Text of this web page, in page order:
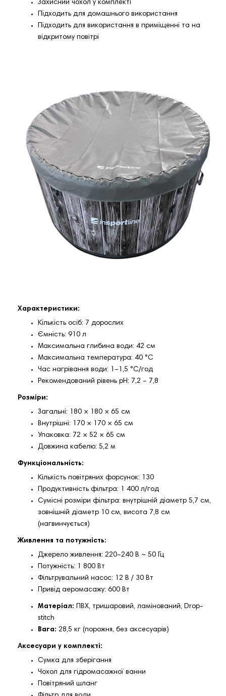
Захисний чохол у комплекті
Підходить для домашнього використання
Підходить для використання в приміщенні та на
відкритому повітрі
Характеристики:
Кількість осіб: 7 дорослих
Ємність: 910 л
Максимальна глибина води: 42 см
Максимальна температура: 40 °C
Час нагрівання води: 1–1,5 °C/год
Рекомендований рівень pH: 7,2 – 7,8
Розміри:
Загальні: 180 × 180 × 65 см
Внутрішні: 170 × 170 × 65 см
Упаковка: 72 × 52 × 65 см
Довжина кабелю: 5,2 м
Функціональність:
Кількість повітряних форсунок: 130
Продуктивність фільтра: 1 400 л/год
Сумісні розміри фільтра: внутрішній діаметр 5,7 см,
зовнішній діаметр 10 см, висота 7,8 см
(нагвинчується)
Живлення та потужність:
Джерело живлення: 220–240 В ~ 50 Гц
Потужність: 1 800 Вт
Фільтрувальний насос: 12 В / 30 Вт
Привід аеромасажу: 600 Вт
Матеріал: ПВХ, тришаровий, ламінований, Drop-
stitch
Вага: 28,5 кг (порожня, без аксесуарів)
Аксесуари у комплекті:
Сумка для зберігання
Чохол для гідромасажної ванни
Повітряний шланг